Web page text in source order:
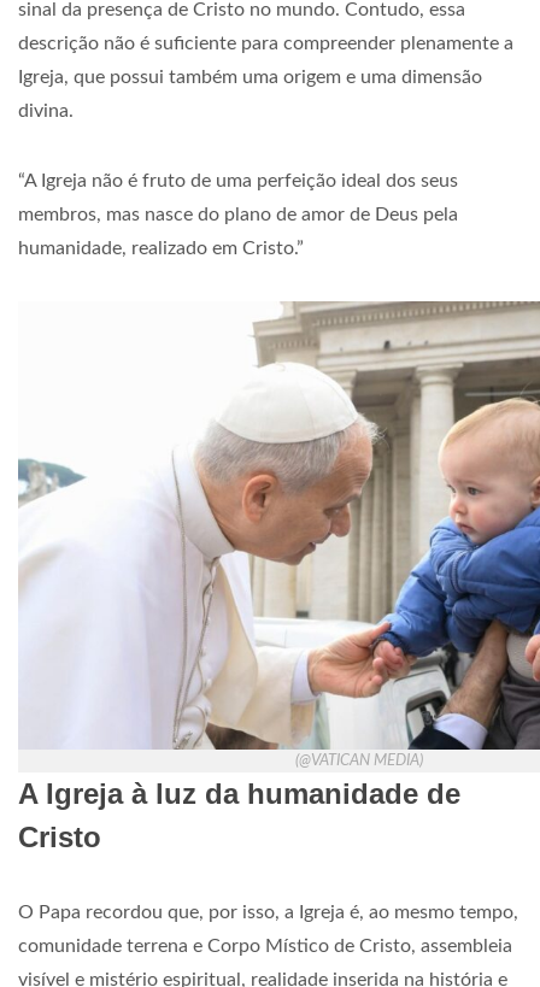
sinal da presença de Cristo no mundo. Contudo, essa
descrição não é suficiente para compreender plenamente a
Igreja, que possui também uma origem e uma dimensão
divina.
“A Igreja não é fruto de uma perfeição ideal dos seus
membros, mas nasce do plano de amor de Deus pela
humanidade, realizado em Cristo.”
(@VATICAN MEDIA)
A Igreja à luz da humanidade de
Cristo
O Papa recordou que, por isso, a Igreja é, ao mesmo tempo,
comunidade terrena e Corpo Místico de Cristo, assembleia
visível e mistério espiritual, realidade inserida na história e